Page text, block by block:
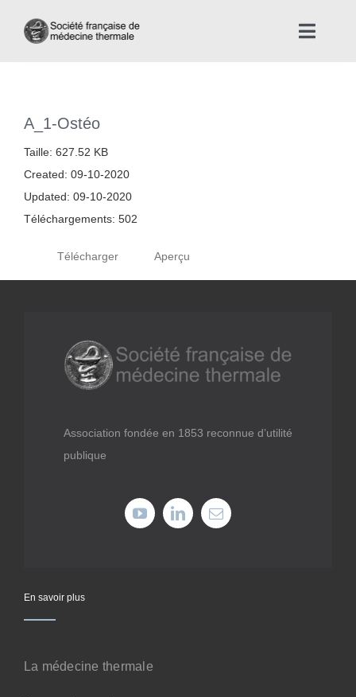
Toggle
Nous connaître
Actualités
Médiathèque
Recherche
Offres professionnelles
Cotiser
Faire un don
A_1-Ostéo
Taille: 627.52 KB
Created: 09-10-2020
Updated: 09-10-2020
Téléchargements: 502
Télécharger Aperçu
Association fondée en 1853 reconnue d’utilité
publique
En savoir plus
La médecine thermale